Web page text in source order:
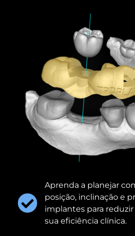
Aprenda a planejar
posição, inclinação e
implantes para
sua eficiência clínica.